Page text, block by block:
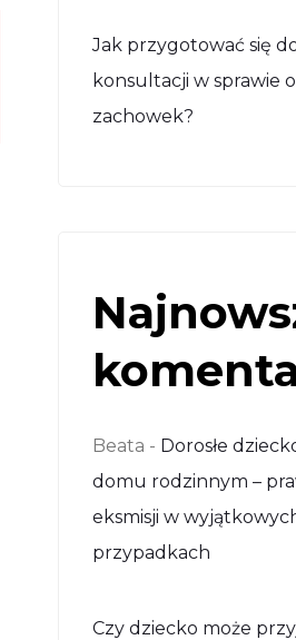
Jak przygotować się
konsultacji w sprawie o
zachowek?
Beata - Dorosłe
domu rodzinnym –
eksmisji w
przypadkach
Czy dziecko może